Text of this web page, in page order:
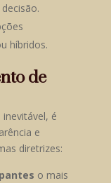
híbridos.
de
é
e
diretrizes:
o mais